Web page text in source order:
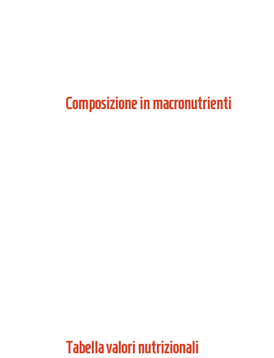
Composizione in macronutrienti
Tabella valori nutrizionali